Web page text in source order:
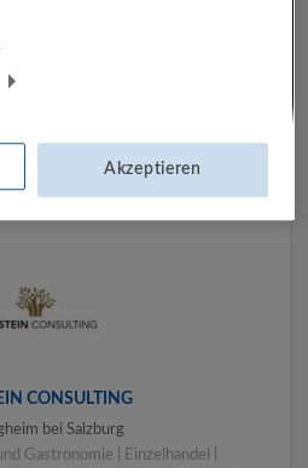
CONSULTING
bei Salzburg
Gastronomie | Einzelhandel |
Akzeptieren